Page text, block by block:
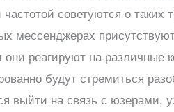
частотой советуются о
мессенджерах
они реагируют на различные
будут стремиться
выйти на связь с юзерами,